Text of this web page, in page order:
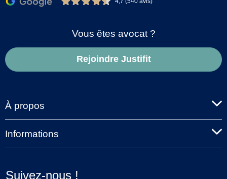
Vous êtes avocat ?
Rejoindre Justifit
À propos
Informations
Suivez-nous !